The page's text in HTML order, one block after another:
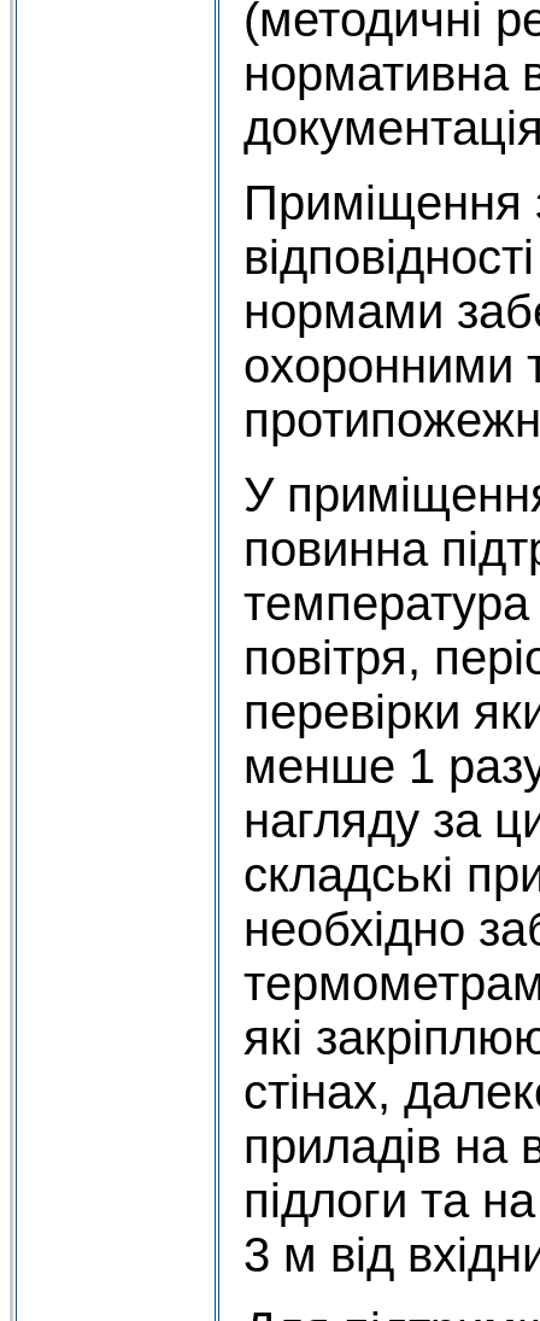
(методичні
нормативна
Приміщення
нормами
охоронними
У
повинна
температура
повітря,
перевірки
менше 1
нагляду за
складські
необхідно
які
стінах,
приладів на
підлоги та
3 м від